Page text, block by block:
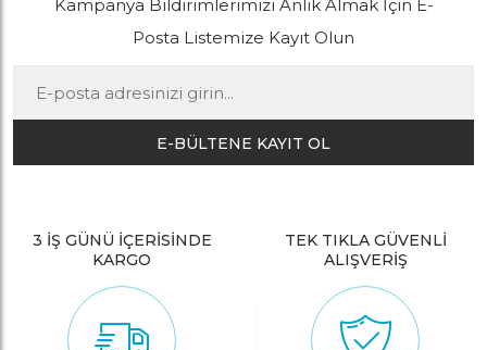
Kampanya Bildirimlerimizi Anlık Almak İçin E-
Posta Listemize Kayıt Olun
E-BÜLTENE KAYIT OL
3 İŞ GÜNÜ İÇERİSİNDE
KARGO
TEK TIKLA GÜVENLİ
ALIŞVERİŞ